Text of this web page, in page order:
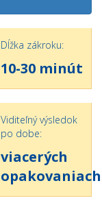
Dĺžka zákroku:
10-30 minút
Viditeľný výsledok
po dobe:
viacerých
opakovaniach